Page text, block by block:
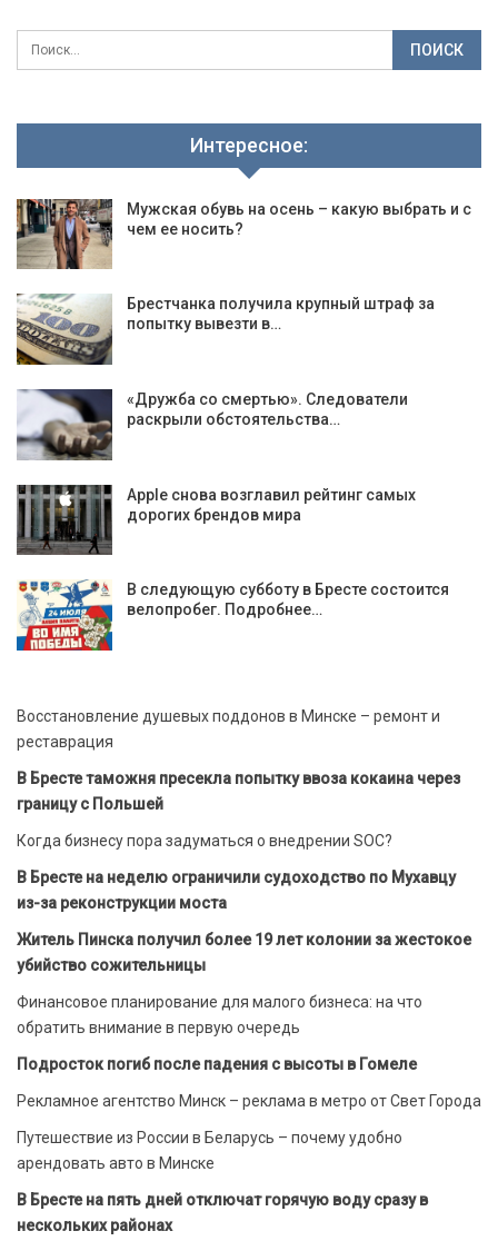
Интересное:
Мужская обувь на осень – какую выбрать и с
чем ее носить?
Брестчанка получила крупный штраф за
попытку вывезти в…
«Дружба со смертью». Следователи
раскрыли обстоятельства…
Apple снова возглавил рейтинг самых
дорогих брендов мира
В следующую субботу в Бресте состоится
велопробег. Подробнее…
Восстановление душевых поддонов в Минске – ремонт и
реставрация
В Бресте таможня пресекла попытку ввоза кокаина через
границу с Польшей
Когда бизнесу пора задуматься о внедрении SOC?
В Бресте на неделю ограничили судоходство по Мухавцу
из-за реконструкции моста
Житель Пинска получил более 19 лет колонии за жестокое
убийство сожительницы
Финансовое планирование для малого бизнеса: на что
обратить внимание в первую очередь
Подросток погиб после падения с высоты в Гомеле
Рекламное агентство Минск – реклама в метро от Свет Города
Путешествие из России в Беларусь – почему удобно
арендовать авто в Минске
В Бресте на пять дней отключат горячую воду сразу в
нескольких районах